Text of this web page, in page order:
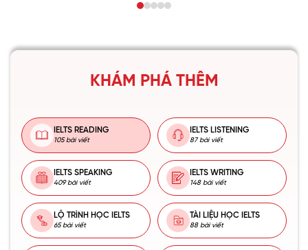
KHÁM PHÁ THÊM
IELTS READING
105 bài viết
IELTS LISTENING
87 bài viết
IELTS SPEAKING
409 bài viết
IELTS WRITING
148 bài viết
LỘ TRÌNH HỌC IELTS
65 bài viết
TÀI LIỆU HỌC IELTS
88 bài viết